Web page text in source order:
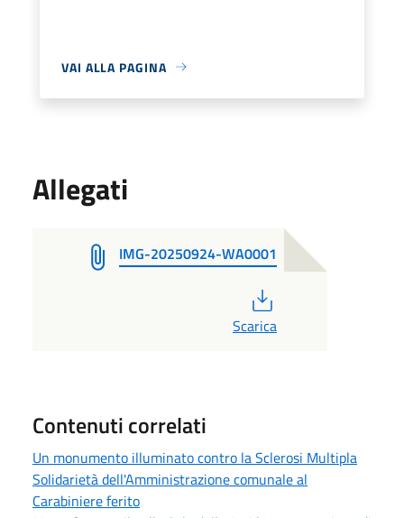
VAI ALLA PAGINA
Allegati
IMG-20250924-WA0001
Scarica
Contenuti correlati
Un monumento illuminato contro la Sclerosi Multipla
Solidarietà dell'Amministrazione comunale al
Carabiniere ferito